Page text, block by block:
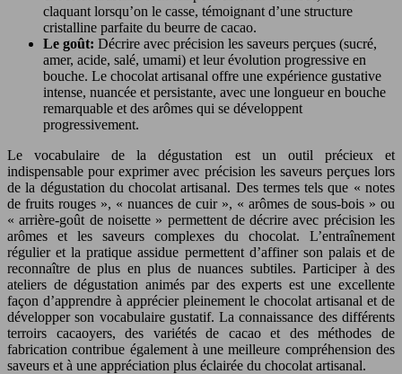
claquant lorsqu’on le casse, témoignant d’une structure
cristalline parfaite du beurre de cacao.
Le goût: Décrire avec précision les saveurs perçues (sucré,
amer, acide, salé, umami) et leur évolution progressive en
bouche. Le chocolat artisanal offre une expérience gustative
intense, nuancée et persistante, avec une longueur en bouche
remarquable et des arômes qui se développent
progressivement.
Le vocabulaire de la dégustation est un outil précieux et
indispensable pour exprimer avec précision les saveurs perçues lors
de la dégustation du chocolat artisanal. Des termes tels que « notes
de fruits rouges », « nuances de cuir », « arômes de sous-bois » ou
« arrière-goût de noisette » permettent de décrire avec précision les
arômes et les saveurs complexes du chocolat. L’entraînement
régulier et la pratique assidue permettent d’affiner son palais et de
reconnaître de plus en plus de nuances subtiles. Participer à des
ateliers de dégustation animés par des experts est une excellente
façon d’apprendre à apprécier pleinement le chocolat artisanal et de
développer son vocabulaire gustatif. La connaissance des différents
terroirs cacaoyers, des variétés de cacao et des méthodes de
fabrication contribue également à une meilleure compréhension des
saveurs et à une appréciation plus éclairée du chocolat artisanal.